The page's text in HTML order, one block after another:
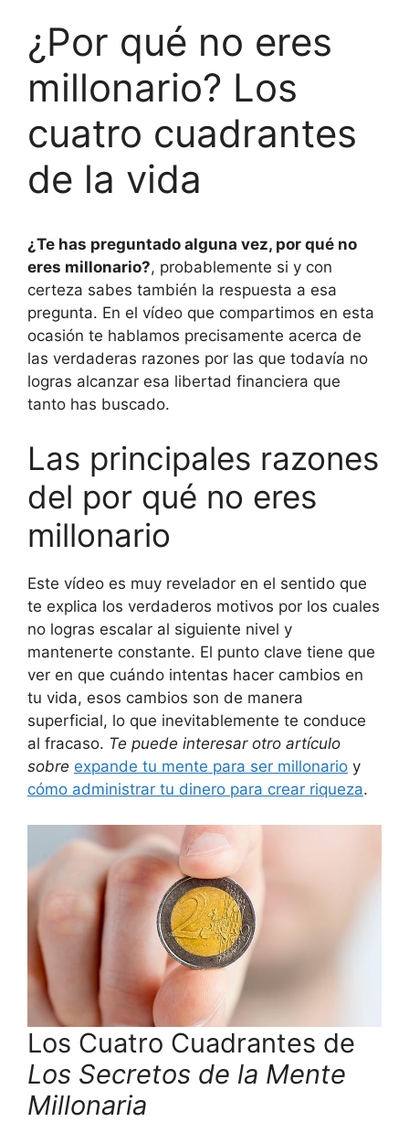
¿Por qué no eres
millonario? Los
cuatro cuadrantes
de la vida
¿Te has preguntado alguna vez, por qué no
eres millonario?, probablemente si y con
certeza sabes también la respuesta a esa
pregunta. En el vídeo que compartimos en esta
ocasión te hablamos precisamente acerca de
las verdaderas razones por las que todavía no
logras alcanzar esa libertad financiera que
tanto has buscado.
Las principales razones
del por qué no eres
millonario
Este vídeo es muy revelador en el sentido que
te explica los verdaderos motivos por los cuales
no logras escalar al siguiente nivel y
mantenerte constante. El punto clave tiene que
ver en que cuándo intentas hacer cambios en
tu vida, esos cambios son de manera
superficial, lo que inevitablemente te conduce
al fracaso. Te puede interesar otro artículo
sobre expande tu mente para ser millonario y
cómo administrar tu dinero para crear riqueza.
Los Cuatro Cuadrantes de
Los Secretos de la Mente
Millonaria